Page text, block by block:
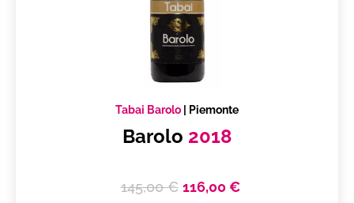
Tabai Barolo Piemonte
Barolo 2018
145,00 € 116,00 €